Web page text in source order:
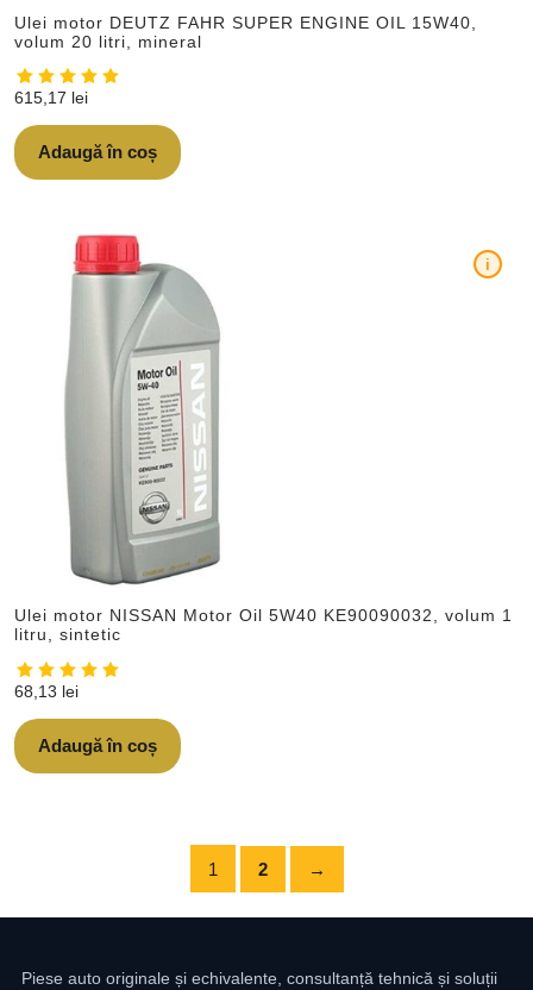
Ulei motor DEUTZ FAHR SUPER ENGINE OIL 15W40,
volum 20 litri, mineral
615,17 lei
Adaugă în coș
Ulei motor NISSAN Motor Oil 5W40 KE90090032, volum 1
litru, sintetic
i
68,13 lei
Adaugă în coș
1 2 →
Piese auto originale și echivalente, consultanță tehnică și soluții